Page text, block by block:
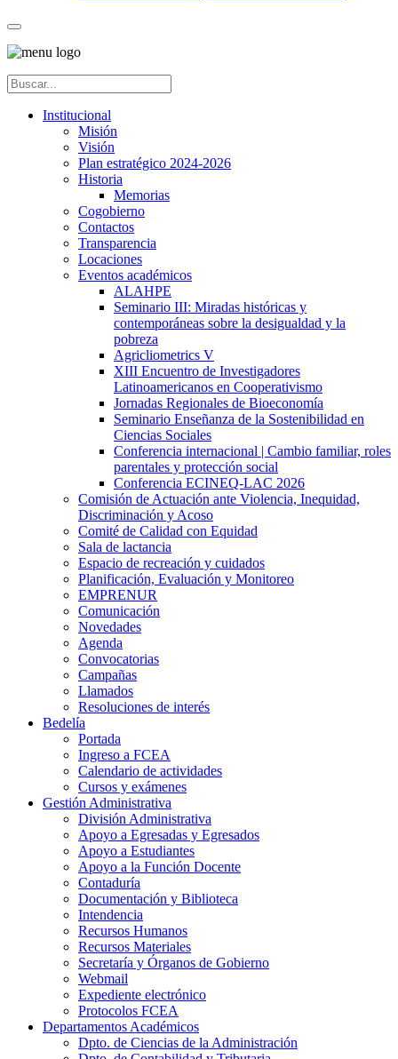
Institucional
Misión
Visión
Plan estratégico 2024-2026
Historia
Memorias
Cogobierno
Contactos
Transparencia
Locaciones
Eventos académicos
ALAHPE
Seminario III: Miradas históricas y
contemporáneas sobre la desigualdad y la
pobreza
Agricliometrics V
XIII Encuentro de Investigadores
Latinoamericanos en Cooperativismo
Jornadas Regionales de Bioeconomía
Seminario Enseñanza de la Sostenibilidad en
Ciencias Sociales
Conferencia internacional | Cambio familiar, roles
parentales y protección social
Conferencia ECINEQ-LAC 2026
Comisión de Actuación ante Violencia, Inequidad,
Discriminación y Acoso
Comité de Calidad con Equidad
Sala de lactancia
Espacio de recreación y cuidados
Planificación, Evaluación y Monitoreo
EMPRENUR
Comunicación
Novedades
Agenda
Convocatorias
Campañas
Llamados
Resoluciones de interés
Bedelía
Portada
Ingreso a FCEA
Calendario de actividades
Cursos y exámenes
Gestión Administrativa
División Administrativa
Apoyo a Egresadas y Egresados
Apoyo a Estudiantes
Apoyo a la Función Docente
Contaduría
Documentación y Biblioteca
Intendencia
Recursos Humanos
Recursos Materiales
Secretaría y Órganos de Gobierno
Webmail
Expediente electrónico
Protocolos FCEA
Departamentos Académicos
Dpto. de Ciencias de la Administración